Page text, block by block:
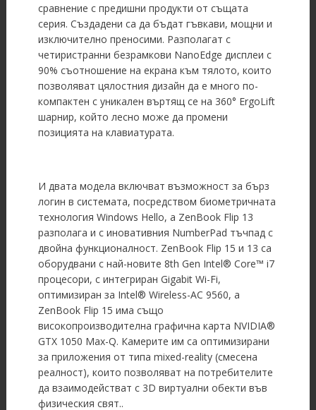
сравнение с предишни продукти от същата
серия. Създадени са да бъдат гъвкави, мощни и
изключително преносими. Разполагат с
четиристранни безрамкови NanoEdge дисплеи с
90% съотношение на екрана към тялото, които
позволяват цялостния дизайн да е много по-
компактен с уникален въртящ се на 360° ErgoLift
шарнир, който лесно може да промени
позицията на клавиатурата.
И двата модела включват възможност за бърз
логин в системата, посредством биометричната
технология Windows Hello, а ZenBook Flip 13
разполага и с иновативния NumberPad тъчпад с
двойна функционалност. ZenBook Flip 15 и 13 са
оборудвани с най-новите 8th Gen Intel® Core™ i7
процесори, с интегриран Gigabit Wi-Fi,
оптимизиран за Intel® Wireless-AC 9560, а
ZenBook Flip 15 има също
високопроизводителна графична карта NVIDIA®
GTX 1050 Max-Q. Камерите им са оптимизирани
за приложения от типа mixed-reality (смесена
реалност), които позволяват на потребителите
да взаимодействат с 3D виртуални обекти във
физическия свят..